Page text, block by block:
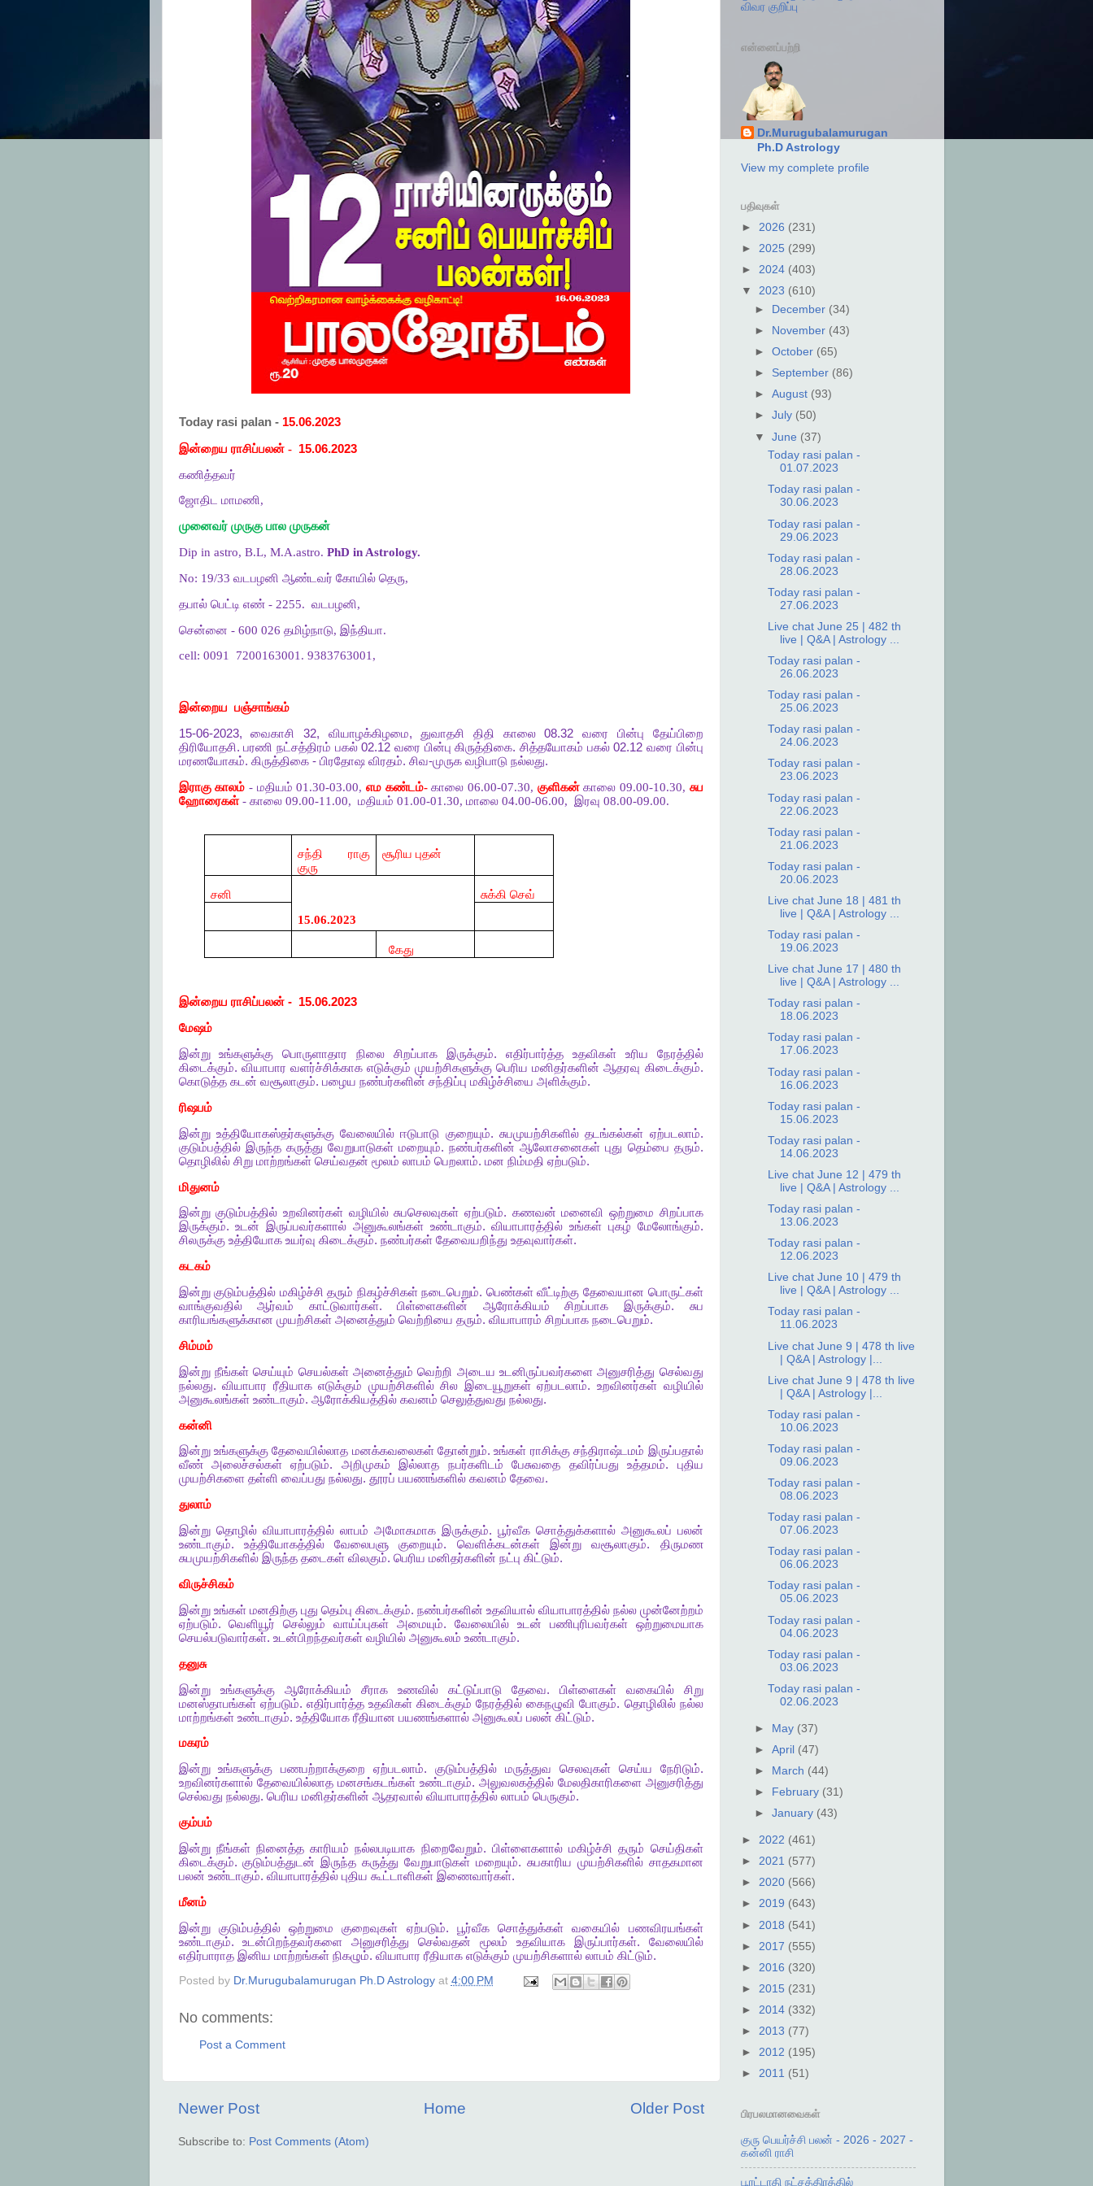
Today rasi palan - 15.06.2023
இன்றைய ராசிப்பலன் - 15.06.2023
கணித்தவர்
ஜோதிட மாமணி,
முனைவர் முருகு பால முருகன்
Dip in astro, B.L, M.A.astro. PhD in Astrology.
No: 19/33 வடபழனி ஆண்டவர் கோயில் தெரு,
தபால் பெட்டி எண் - 2255. வடபழனி,
சென்னை - 600 026 தமிழ்நாடு, இந்தியா.
cell: 0091
7200163001. 9383763001,
இன்றைய பஞ்சாங்கம்
15-06-2023,வைகாசி 32, வியாழக்கிழமை,துவாதசி திதி காலை08.32வரை பின்பு
தேய்பிறை
திரியோதசி.பரணி நட்சத்திரம் பகல்02.12 வரை பின்பு கிருத்திகை. சித்தயோகம் பகல்02.12 வரை பின்பு
மரணயோகம். கிருத்திகை- பிரதோஷ விரதம். சிவ-முருக வழிபாடு நல்லது.
இராகு காலம் - மதியம் 01.30-03.00, எம கண்டம்-காலை 06.00-07.30, குளிகன்காலை 09.00-10.30, சுப
ஹோரைகள்- காலை 09.00-11.00, மதியம் 01.00-01.30, மாலை 04.00-06.00, இரவு 08.00-09.00.
சந்தி ராகு
குரு
சூரிய புதன்
சனி
15.06.2023
சுக்கி செவ்
கேது
இன்றைய ராசிப்பலன்- 15.06.2023
மேஷம்
இன்று
உங்களுக்கு பொருளாதார நிலை சிறப்பாக இருக்கும். எதிர்பார்த்த உதவிகள் உரிய
நேரத்தில்
கிடைக்கும். வியாபார வளர்ச்சிக்காக எடுக்கும் முயற்சிகளுக்கு பெரிய மனிதர்களின் ஆதரவு கிடைக்கும்.
கொடுத்த கடன் வசூலாகும். பழைய நண்பர்களின் சந்திப்பு மகிழ்ச்சியை அளிக்கும்.
ரிஷபம்
இன்று உத்தியோகஸ்தர்களுக்கு வேலையில் ஈடுபாடு குறையும். சுபமுயற்சிகளில் தடங்கல்கள் ஏற்படலாம்.
குடும்பத்தில் இருந்த கருத்து வேறுபாடுகள் மறையும்.நண்பர்களின் ஆலோசனைகள் புது தெம்பை தரும்.
தொழிலில் சிறு மாற்றங்கள் செய்வதன் மூலம் லாபம் பெறலாம். மன நிம்மதி ஏற்படும்.
மிதுனம்
இன்று குடும்பத்தில் உறவினர்கள் வழியில் சுபசெலவுகள் ஏற்படும். கணவன் மனைவி ஒற்றுமை சிறப்பாக
இருக்கும்.உடன் இருப்பவர்களால் அனுகூலங்கள் உண்டாகும்.வியாபாரத்தில் உங்கள் புகழ் மேலோங்கும்.
சிலருக்கு உத்தியோக உயர்வு கிடைக்கும். நண்பர்கள் தேவையறிந்து உதவுவார்கள்.
கடகம்
இன்று குடும்பத்தில் மகிழ்ச்சி தரும் நிகழ்ச்சிகள் நடைபெறும். பெண்கள் வீட்டிற்கு தேவையான பொருட்கள்
வாங்குவதில்
ஆர்வம் காட்டுவார்கள்.பிள்ளைகளின் ஆரோக்கியம் சிறப்பாக இருக்கும். சுப
காரியங்களுக்கான முயற்சிகள் அனைத்தும் வெற்றியை தரும். வியாபாரம் சிறப்பாக நடைபெறும்.
சிம்மம்
இன்று நீங்கள் செய்யும் செயல்கள் அனைத்தும் வெற்றி அடைய உடனிருப்பவர்களை அனுசரித்து செல்வது
நல்லது.வியாபார ரீதியாக எடுக்கும் முயற்சிகளில் சில இடையூறுகள் ஏற்படலாம். உறவினர்கள் வழியில்
அனுகூலங்கள் உண்டாகும். ஆரோக்கியத்தில் கவனம் செலுத்துவது நல்லது.
கன்னி
இன்று உங்களுக்கு தேவையில்லாத மனக்கவலைகள் தோன்றும்.உங்கள் ராசிக்கு சந்திராஷ்டமம் இருப்பதால்
வீண்
அலைச்சல்கள் ஏற்படும். அறிமுகம் இல்லாத நபர்களிடம் பேசுவதை தவிர்ப்பது உத்தமம். புதிய
முயற்சிகளை தள்ளி வைப்பது நல்லது. தூரப் பயணங்களில் கவனம் தேவை.
துலாம்
இன்று தொழில் வியாபாரத்தில் லாபம் அமோகமாக இருக்கும். பூர்வீக சொத்துக்களால் அனுகூலப் பலன்
உண்டாகும். உத்தியோகத்தில் வேலைபளு குறையும். வெளிக்கடன்கள் இன்று வசூலாகும். திருமண
சுபமுயற்சிகளில் இருந்த தடைகள் விலகும். பெரிய மனிதர்களின் நட்பு கிட்டும்.
விருச்சிகம்
இன்று உங்கள் மனதிற்கு புது தெம்பு கிடைக்கும். நண்பர்களின் உதவியால் வியாபாரத்தில் நல்ல முன்னேற்றம்
ஏற்படும்.வெளியூர் செல்லும் வாய்ப்புகள் அமையும். வேலையில் உடன் பணிபுரிபவர்கள்
ஒற்றுமையாக
செயல்படுவார்கள். உடன்பிறந்தவர்கள் வழியில் அனுகூலம் உண்டாகும்.
தனுசு
இன்று
உங்களுக்கு ஆரோக்கியம் சீராக உணவில் கட்டுப்பாடு தேவை. பிள்ளைகள் வகையில்
சிறு
மனஸ்தாபங்கள் ஏற்படும். எதிர்பார்த்த உதவிகள் கிடைக்கும் நேரத்தில் கைநழுவி போகும். தொழிலில் நல்ல
மாற்றங்கள் உண்டாகும். உத்தியோக ரீதியான பயணங்களால் அனுகூலப் பலன் கிட்டும்.
மகரம்
இன்று
உங்களுக்கு பணபற்றாக்குறை ஏற்படலாம். குடும்பத்தில் மருத்துவ செலவுகள் செய்ய நேரிடும்.
உறவினர்களால் தேவையில்லாத மனசங்கடங்கள் உண்டாகும். அலுவலகத்தில் மேலதிகாரிகளை அனுசரித்து
செல்வது நல்லது. பெரிய மனிதர்களின் ஆதரவால் வியாபாரத்தில் லாபம் பெருகும்.
கும்பம்
இன்று நீங்கள் நினைத்த காரியம் நல்லபடியாக நிறைவேறும். பிள்ளைகளால் மகிழ்ச்சி தரும் செய்திகள்
கிடைக்கும்.குடும்பத்துடன் இருந்த கருத்து வேறுபாடுகள் மறையும். சுபகாரிய முயற்சிகளில் சாதகமான
பலன் உண்டாகும். வியாபாரத்தில் புதிய கூட்டாளிகள் இணைவார்கள்.
மீனம்
இன்று
குடும்பத்தில் ஒற்றுமை குறைவுகள் ஏற்படும். பூர்வீக சொத்துக்கள் வகையில்
பணவிரயங்கள்
உண்டாகும்.உடன்பிறந்தவர்களை அனுசரித்து செல்வதன் மூலம் உதவியாக இருப்பார்கள். வேலையில்
எதிர்பாராத இனிய மாற்றங்கள் நிகழும். வியாபார ரீதியாக எடுக்கும் முயற்சிகளால் லாபம் கிட்டும்.
Posted by Dr.Murugubalamurugan Ph.D Astrology at 4:00 PM
No comments:
Post a Comment
Newer Post Older Post
Home
Subscribe to: Post Comments (Atom)
விவர குறிப்பு
என்னைப்பற்றி
Dr.Murugubalamurugan
Ph.D Astrology
View my complete profile
பதிவுகள்
► 2026 (231)
► 2025 (299)
► 2024 (403)
▼ 2023 (610)
►
December (34)
►
November (43)
► October (65)
► September (86)
► August (93)
► July (50)
▼ June (37)
Today rasi palan -
01.07.2023
Today rasi palan -
30.06.2023
Today rasi palan -
29.06.2023
Today rasi palan -
28.06.2023
Today rasi palan -
27.06.2023
Live chat June 25 | 482 th
live | Q&A | Astrology ...
Today rasi palan -
26.06.2023
Today rasi palan -
25.06.2023
Today rasi palan -
24.06.2023
Today rasi palan -
23.06.2023
Today rasi palan -
22.06.2023
Today rasi palan -
21.06.2023
Today rasi palan -
20.06.2023
Live chat June 18 | 481 th
live | Q&A | Astrology ...
Today rasi palan -
19.06.2023
Live chat June 17 | 480 th
live | Q&A | Astrology ...
Today rasi palan -
18.06.2023
Today rasi palan -
17.06.2023
Today rasi palan -
16.06.2023
Today rasi palan -
15.06.2023
Today rasi palan -
14.06.2023
Live chat June 12 | 479 th
live | Q&A | Astrology ...
Today rasi palan -
13.06.2023
Today rasi palan -
12.06.2023
Live chat June 10 | 479 th
live | Q&A | Astrology ...
Today rasi palan -
11.06.2023
Live chat June 9 | 478 th live
| Q&A | Astrology |...
Live chat June 9 | 478 th live
| Q&A | Astrology |...
Today rasi palan -
10.06.2023
Today rasi palan -
09.06.2023
Today rasi palan -
08.06.2023
Today rasi palan -
07.06.2023
Today rasi palan -
06.06.2023
Today rasi palan -
05.06.2023
Today rasi palan -
04.06.2023
Today rasi palan -
03.06.2023
Today rasi palan -
02.06.2023
► May (37)
► April (47)
►
March (44)
►
February (31)
► January (43)
► 2022 (461)
► 2021 (577)
► 2020 (566)
► 2019 (643)
► 2018 (541)
► 2017 (555)
► 2016 (320)
► 2015 (231)
► 2014 (332)
► 2013 (77)
► 2012 (195)
► 2011 (51)
பிரபலமானவைகள்
குரு பெயர்ச்சி பலன் - 2026 - 2027 -
கன்னி ராசி
பூரட்டாதி நட்சத்திரத்தில்